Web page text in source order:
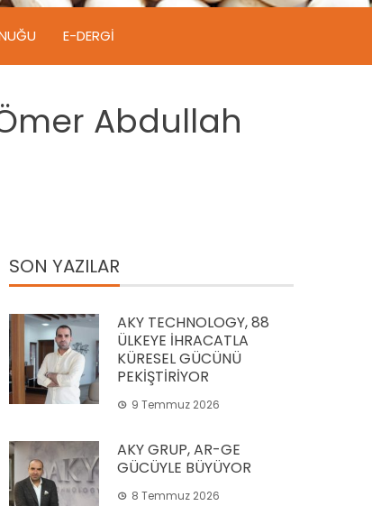
E-DERGI
Ömer Abdullah
SON YAZILAR
AKY TECHNOLOGY, 88
ÜLKEYE İHRACATLA
KÜRESEL GÜCÜNÜ
PEKİŞTİRİYOR
9 Temmuz 2026
AKY GRUP, AR-GE
GÜCÜYLE BÜYÜYOR
8 Temmuz 2026